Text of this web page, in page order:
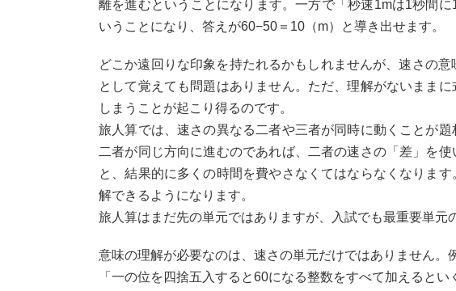
離を進むということになります。一方で「秒速1mは1秒間
いうことになり、答えが60−50＝10（m）と導き出せます。
どこか遠回りな印象を持たれるかもしれませんが、速さの
として覚えても問題はありません。ただ、理解がないまま
しまうことが起こり得るのです。
旅人算では、速さの異なる二者や三者が同時に動くことが
二者が同じ方向に進むのであれば、二者の速さの「差」を
と、結果的に多くの時間を費やさなくてはならなくなりま
解できるようになります。
旅人算はまだ先の単元ではありますが、入試でも最重要単元
意味の理解が必要なのは、速さの単元だけではありません。
「一の位を四捨五入すると60になる整数をすべて加えるとい